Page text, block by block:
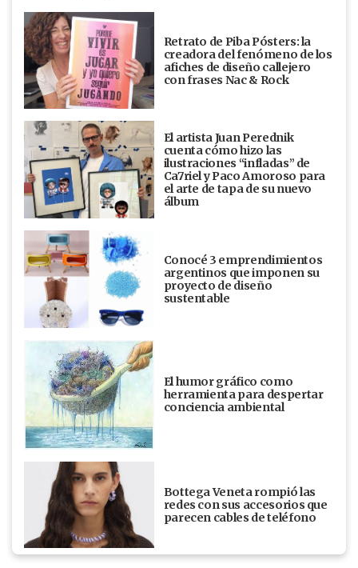
Retrato de Piba Pósters: la
creadora del fenómeno de los
afiches de diseño callejero
con frases Nac & Rock
El artista Juan Perednik
cuenta cómo hizo las
ilustraciones “infladas” de
Ca7riel y Paco Amoroso para
el arte de tapa de su nuevo
álbum
Conocé 3 emprendimientos
argentinos que imponen su
proyecto de diseño
sustentable
El humor gráfico como
herramienta para despertar
conciencia ambiental
Bottega Veneta rompió las
redes con sus accesorios que
parecen cables de teléfono